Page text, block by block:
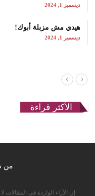
ديسمبر 1, 2024
هيدي مش مزبلة أبوك!
ديسمبر 1, 2024
الأكثر قراءة
من
إن الآراء الواردة فى المقالات